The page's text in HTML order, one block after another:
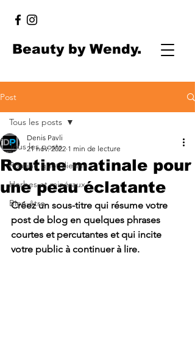
Beauty by Wendy.
Post
Tous les posts
Routine quotidienne
Herbes et minéraux
Bien-être
Tous les posts
Routine matinale pour
une peau éclatante
Denis Pavli
21 nov. 2022 1 min de lecture
Créez un sous-titre qui résume votre
post de blog en quelques phrases
courtes et percutantes et qui incite
votre public à continuer à lire.